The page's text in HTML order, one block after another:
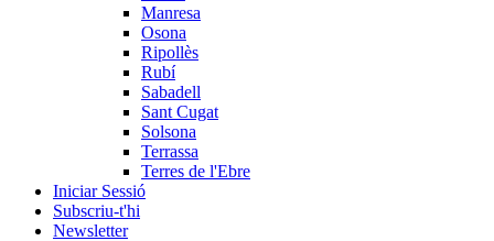
Manresa
Osona
Ripollès
Rubí
Sabadell
Sant Cugat
Solsona
Terrassa
Terres de l'Ebre
Iniciar Sessió
Subscriu-t'hi
Newsletter